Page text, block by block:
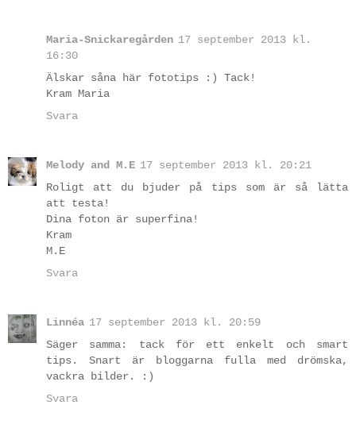
Maria-Snickaregården 17 september 2013 kl.
16:30
Älskar såna här fototips :) Tack!
Kram Maria
Svara
Melody and M.E 17 september 2013 kl. 20:21
Roligt att du bjuder på tips som är så lätta
att testa!
Dina foton är superfina!
Kram
M.E
Svara
Linnéa 17 september 2013 kl. 20:59
Säger samma: tack för ett enkelt och smart
tips. Snart är bloggarna fulla med drömska,
vackra bilder. :)
Svara